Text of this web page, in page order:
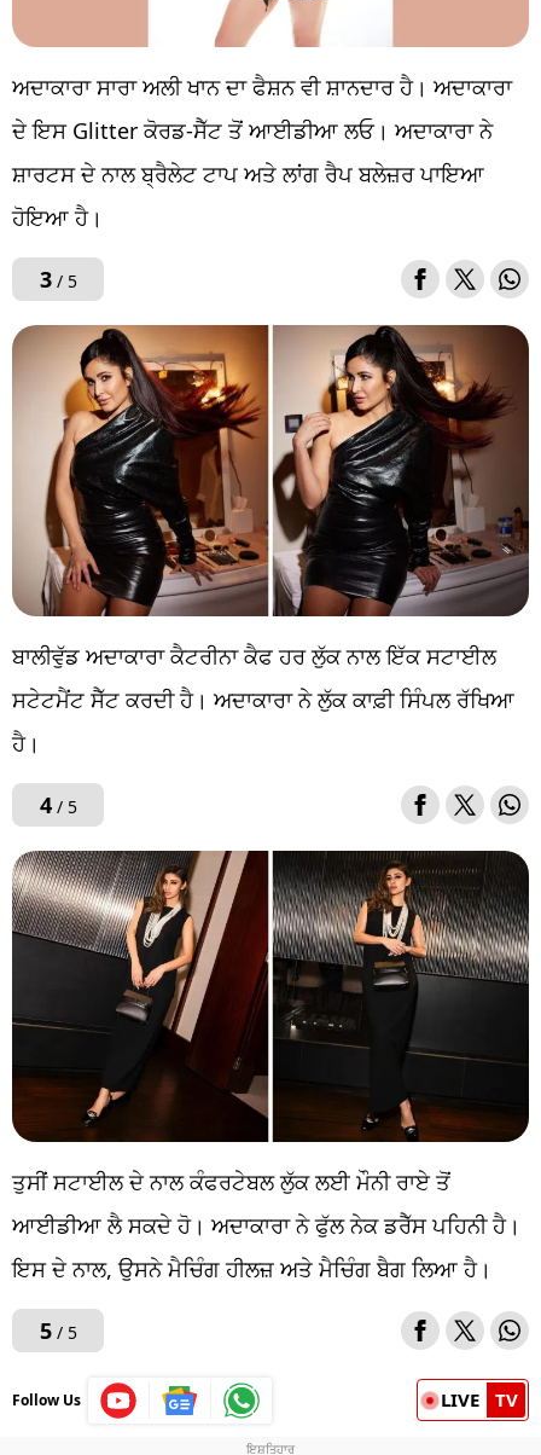
ਅਦਾਕਾਰਾ ਸਾਰਾ ਅਲੀ ਖਾਨ ਦਾ ਫੈਸ਼ਨ ਵੀ ਸ਼ਾਨਦਾਰ ਹੈ। ਅਦਾਕਾਰਾ
ਦੇ ਇਸ Glitter ਕੋਰਡ-ਸੈੱਟ ਤੋਂ ਆਈਡੀਆ ਲਓ। ਅਦਾਕਾਰਾ ਨੇ
ਸ਼ਾਰਟਸ ਦੇ ਨਾਲ ਬ੍ਰੈਲੇਟ ਟਾਪ ਅਤੇ ਲਾਂਗ ਰੈਪ ਬਲੇਜ਼ਰ ਪਾਇਆ
ਹੋਇਆ ਹੈ।
3/ 5
ਬਾਲੀਵੁੱਡ ਅਦਾਕਾਰਾ ਕੈਟਰੀਨਾ ਕੈਫ ਹਰ ਲੁੱਕ ਨਾਲ ਇੱਕ ਸਟਾਈਲ
ਸਟੇਟਮੈਂਟ ਸੈੱਟ ਕਰਦੀ ਹੈ। ਅਦਾਕਾਰਾ ਨੇ ਲੁੱਕ ਕਾਫ਼ੀ ਸਿੰਪਲ ਰੱਖਿਆ
ਹੈ।
4/ 5
ਤੁਸੀਂ ਸਟਾਈਲ ਦੇ ਨਾਲ ਕੰਫਰਟੇਬਲ ਲੁੱਕ ਲਈ ਮੌਨੀ ਰਾਏ ਤੋਂ
ਆਈਡੀਆ ਲੈ ਸਕਦੇ ਹੋ। ਅਦਾਕਾਰਾ ਨੇ ਫੁੱਲ ਨੇਕ ਡਰੈੱਸ ਪਹਿਨੀ ਹੈ।
ਇਸ ਦੇ ਨਾਲ, ਉਸਨੇ ਮੈਚਿੰਗ ਹੀਲਜ਼ ਅਤੇ ਮੈਚਿੰਗ ਬੈਗ ਲਿਆ ਹੈ।
5/ 5
Follow Us LIVE TV